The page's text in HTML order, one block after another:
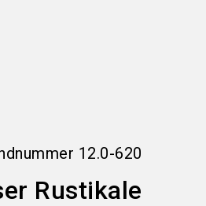
12.0-620
Rustikale